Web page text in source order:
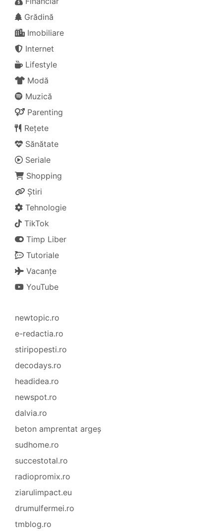
Grădină
Imobiliare
Internet
Lifestyle
Modă
Muzică
Parenting
Rețete
Sănătate
Seriale
Shopping
Știri
Tehnologie
TikTok
Timp Liber
Tutoriale
Vacanțe
YouTube
newtopic.ro
e-redactia.ro
stiripopesti.ro
decodays.ro
headidea.ro
newspot.ro
dalvia.ro
beton amprentat argeș
sudhome.ro
succestotal.ro
radiopromix.ro
ziarulimpact.eu
drumulfermei.ro
tmblog.ro